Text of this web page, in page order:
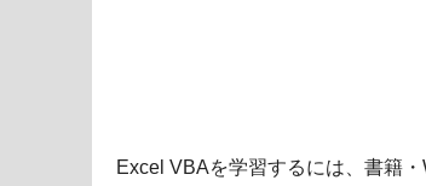
Excel VBAを学習するには、書籍